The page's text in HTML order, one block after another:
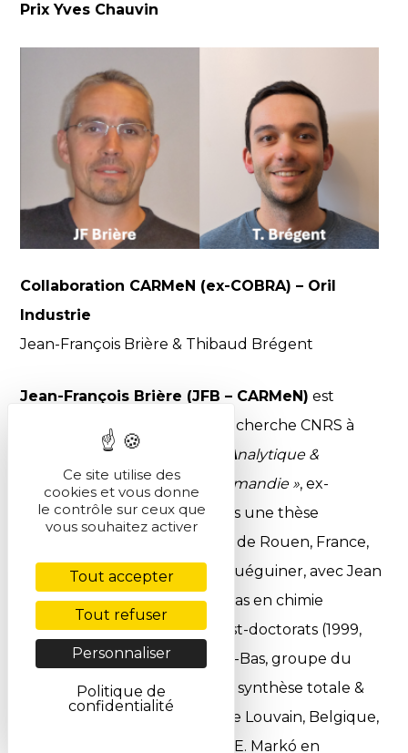
Prix Yves Chauvin
Collaboration CARMeN (ex-COBRA) – Oril
Industrie
Jean-François Brière & Thibaud Brégent
Jean-François Brière (JFB – CARMeN) est
actuellement directeur de recherche CNRS à
l’institut CARMeN (
Analytique &
éactivitéMoléculaire ormandie », ex-
COBRA-LCMT) à Rouen. Après une thèse
soutenue en 1998 (Université de Rouen, France,
groupe du professeur Guy Quéguiner, avec Jean
Bourguignon et George Dupas en chimie
hétérocycliques), et deux post-doctorats (1999,
Université d’Amsterdam, Pays-Bas, groupe du
professeur Henk Hiemstra en synthèse totale &
2001, Université Catholique de Louvain, Belgique,
groupe du professeur Istvan E. Markó en
Ce site utilise des
cookies et vous donne
le contrôle sur ceux que
vous souhaitez activer
Tout accepter
Tout refuser
Personnaliser
Politique de
confidentialité